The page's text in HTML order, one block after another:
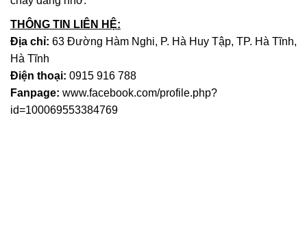
THÔNG TIN LIÊN HỆ:
Địa chỉ: 63 Đường Hàm Nghi, P. Hà Huy Tập, TP. Hà Tĩnh,
Hà Tĩnh
Điện thoại: 0915 916 788
Fanpage: www.facebook.com/profile.php?
id=100069553384769